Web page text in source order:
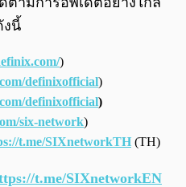
งนี้
)
definixofficial)
definixofficial)
six-network)
t.me/SIXnetworkTH (TH)
t.me/SIXnetworkEN